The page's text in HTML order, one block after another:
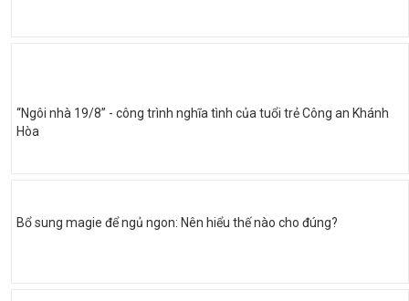
“Ngôi nhà 19/8” - công trình nghĩa tình của tuổi trẻ Công an Khánh
Hòa
Bổ sung magie để ngủ ngon: Nên hiểu thế nào cho đúng?